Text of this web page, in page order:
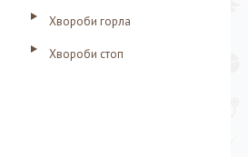
Хвороби горла
Хвороби стоп